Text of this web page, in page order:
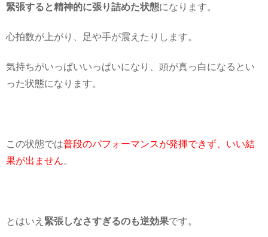
緊張すると精神的に張り詰めた状態になります。
心拍数が上がり、足や手が震えたりします。
気持ちがいっぱいいっぱいになり、頭が真っ白になるとい
った状態になります。
この状態では普段のパフォーマンスが発揮できず、いい結
果が出ません。
とはいえ 緊張しなさすぎるのも逆効果です。